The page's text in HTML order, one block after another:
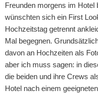
Freunden morgens im Hotel
wünschten sich ein First
Hochzeitstag getrennt
Mal begegnen.
davon an Hochzeiten als
aber ich muss sagen: in
die beiden und ihre Crews
Hotel nach einem